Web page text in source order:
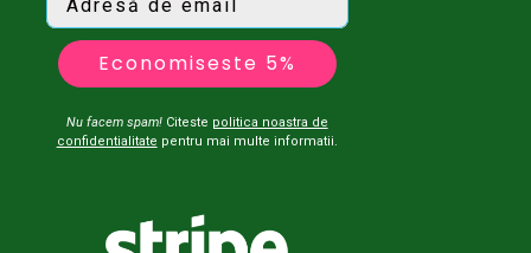
Economiseste 5%
Nu facem spam!Citeste politica noastra de
confidentialitate pentru mai multe informatii.